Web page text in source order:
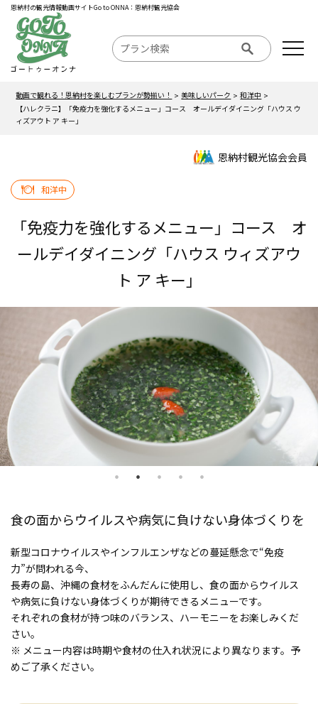
恩納村の観光情報動画サイトGo to ONNA：恩納村観光協会
動画で観れる！恩納村を楽しむプランが勢揃い！ 美味しいパーク
和洋中
【ハレクラニ】「免疫力を強化するメニュー」コース オールデイダイニング「ハウス ウ
ィズアウト ア キー」
恩納村観光協会会員
和洋中
「免疫力を強化するメニュー」コース オ
ールデイダイニング「ハウス ウィズアウ
ト ア キー」
食の面からウイルスや病気に負けない身体づくりを
新型コロナウイルスやインフルエンザなどの蔓延懸念で“免疫
力”が問われる今、
長寿の島、沖縄の食材をふんだんに使用し、食の面からウイルス
や病気に負けない身体づくりが期待できるメニューです。
それぞれの食材が持つ味のバランス、ハーモニーをお楽しみくだ
さい。
※ メニュー内容は時期や食材の仕入れ状況により異なります。予
めご了承ください。